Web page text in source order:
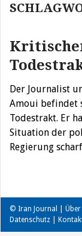
Der Journalist
Amoui befindet
Todestrakt. Er
Situation der
Regierung
© Iran Journal |
Datenschutz